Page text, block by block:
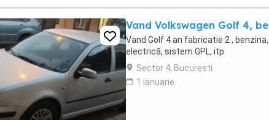
Vand Volkswagen Golf 4,
Vand Golf 4 an fabricatie 2 ,
electrică, sistem GPL, itp
Sector 4, Bucuresti
1 ianuarie